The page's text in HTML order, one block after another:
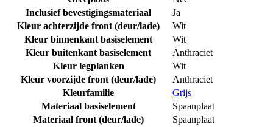
Inclusief bevestigingsmateriaal
Ja
Kleur achterzijde front (deur/lade)
Wit
Kleur binnenkant basiselement
Wit
Kleur buitenkant basiselement
Anthraciet
Kleur legplanken
Wit
Kleur voorzijde front (deur/lade)
Anthraciet
Kleurfamilie
Grijs
Materiaal basiselement
Spaanplaat
Materiaal front (deur/lade)
Spaanplaat